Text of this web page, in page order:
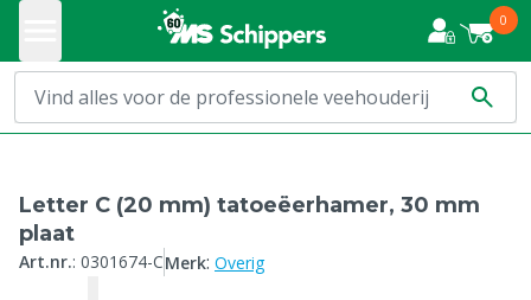
0
Letter C (20 mm) tatoeëerhamer, 30 mm
plaat
Art.nr.: 0301674-CMerk: Overig